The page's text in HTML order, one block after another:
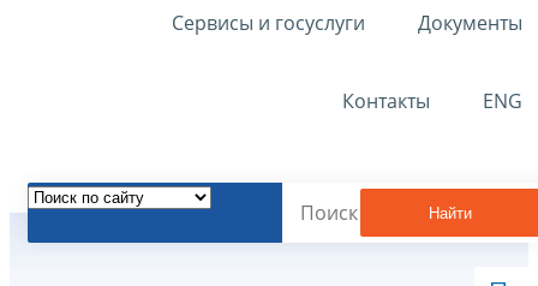
Сервисы и госуслуги Документы
Контакты ENG
Найти